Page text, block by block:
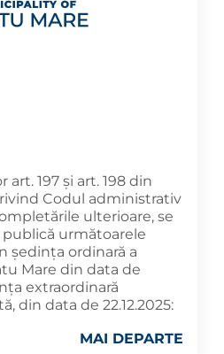
197 și art. 198 din
Codul administrativ
ulterioare, se
următoarele
şedința ordinară a
Mare din data de
extraordinară
din data de 22.12.2025:
MAI DEPARTE